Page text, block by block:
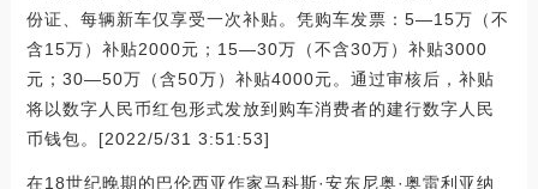
份证、每辆新车仅享受一次补贴。凭购车发票：5—15万（不
含15万）补贴2000元；15—30万（不含30万）补贴3000
元；30—50万（含50万）补贴4000元。通过审核后，补贴
将以数字人民币红包形式发放到购车消费者的建行数字人民
币钱包。[2022/5/31 3:51:53]
在18世纪晚期的巴伦西亚作家马科斯·安东尼奥·奥雷利亚纳